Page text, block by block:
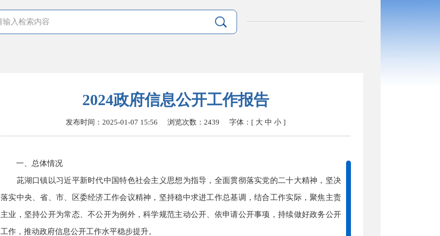
2024政府信息公开工作报告
发布时间：2025-01-07 15:56 浏览次数： 2439 字体：[ 大 中 小 ]
一、总体情况
茈湖口镇以习近平新时代中国特色社会主义思想为指导，全面贯彻落实党的二十大精神，坚决
落实中央、省、市、区委经济工作会议精神，坚持稳中求进工作总基调，结合工作实际，聚焦主责
主业，坚持公开为常态、不公开为例外，科学规范主动公开、依申请公开事项，持续做好政务公开
工作，推动政府信息公开工作水平稳步提升。